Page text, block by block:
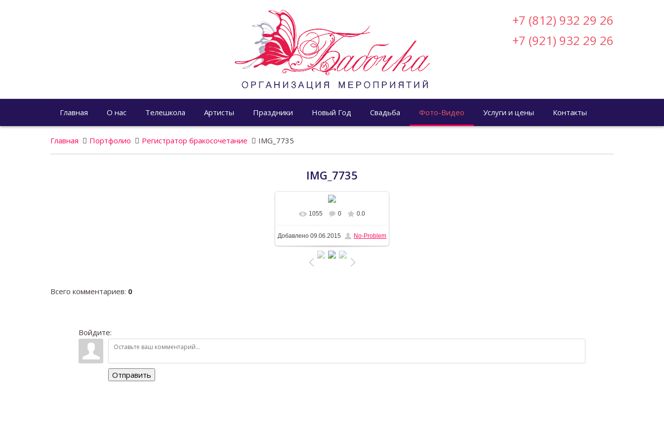
+7 (812) 932 29 26
+7 (921) 932 29 26
Главная О нас Телешкола Артисты Праздники Новый Год Свадьба Фото-Видео Услуги и цены Контакты
Главная Портфолио Регистратор бракосочетание IMG_7735
IMG_7735
В реальном размере 1600x1098
/ 170.1Kb
1055 0 0.0
Добавлено 09.06.2015 No-Problem
Всего комментариев: 0
Войдите:
Отправить